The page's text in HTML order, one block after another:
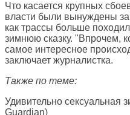
Что касается крупных
власти были вынуждены
как трассы больше
зимнюю сказку. "Впрочем,
самое интересное
заключает журналистка.
Также по теме:
Удивительно сексуальная
Guardian)